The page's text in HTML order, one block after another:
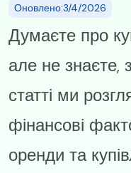
Оновлено:3/4/2026
Думаєте про
але не знаєте,
статті ми
фінансові
оренди та